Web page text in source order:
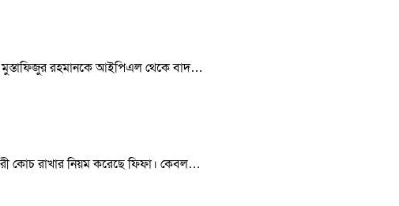
মুস্তাফিজুর রহমানকে আইপিএল থেকে বাদ…
কোচ রাখার নিয়ম করেছে ফিফা। কেবল…